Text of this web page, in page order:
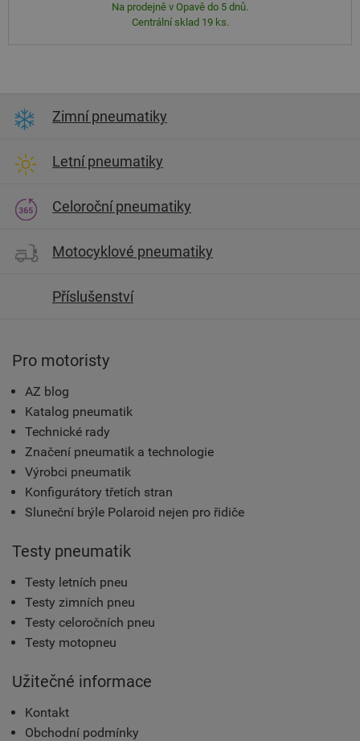
Na prodejně v Opavě do 5 dnů.
Centrální sklad 19 ks.
Zimní pneumatiky
Letní pneumatiky
Celoroční pneumatiky
Motocyklové pneumatiky
Příslušenství
Pro motoristy
AZ blog
Katalog pneumatik
Technické rady
Značení pneumatik a technologie
Výrobci pneumatik
Konfigurátory třetích stran
Sluneční brýle Polaroid nejen pro řidiče
Testy pneumatik
Testy letních pneu
Testy zimních pneu
Testy celoročních pneu
Testy motopneu
Užitečné informace
Kontakt
Obchodní podmínky